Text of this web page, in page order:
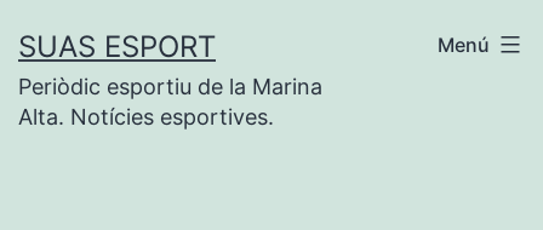
contenido
SUAS ESPORT
Periòdic esportiu de la Marina
Alta. Notícies esportives.
Menú